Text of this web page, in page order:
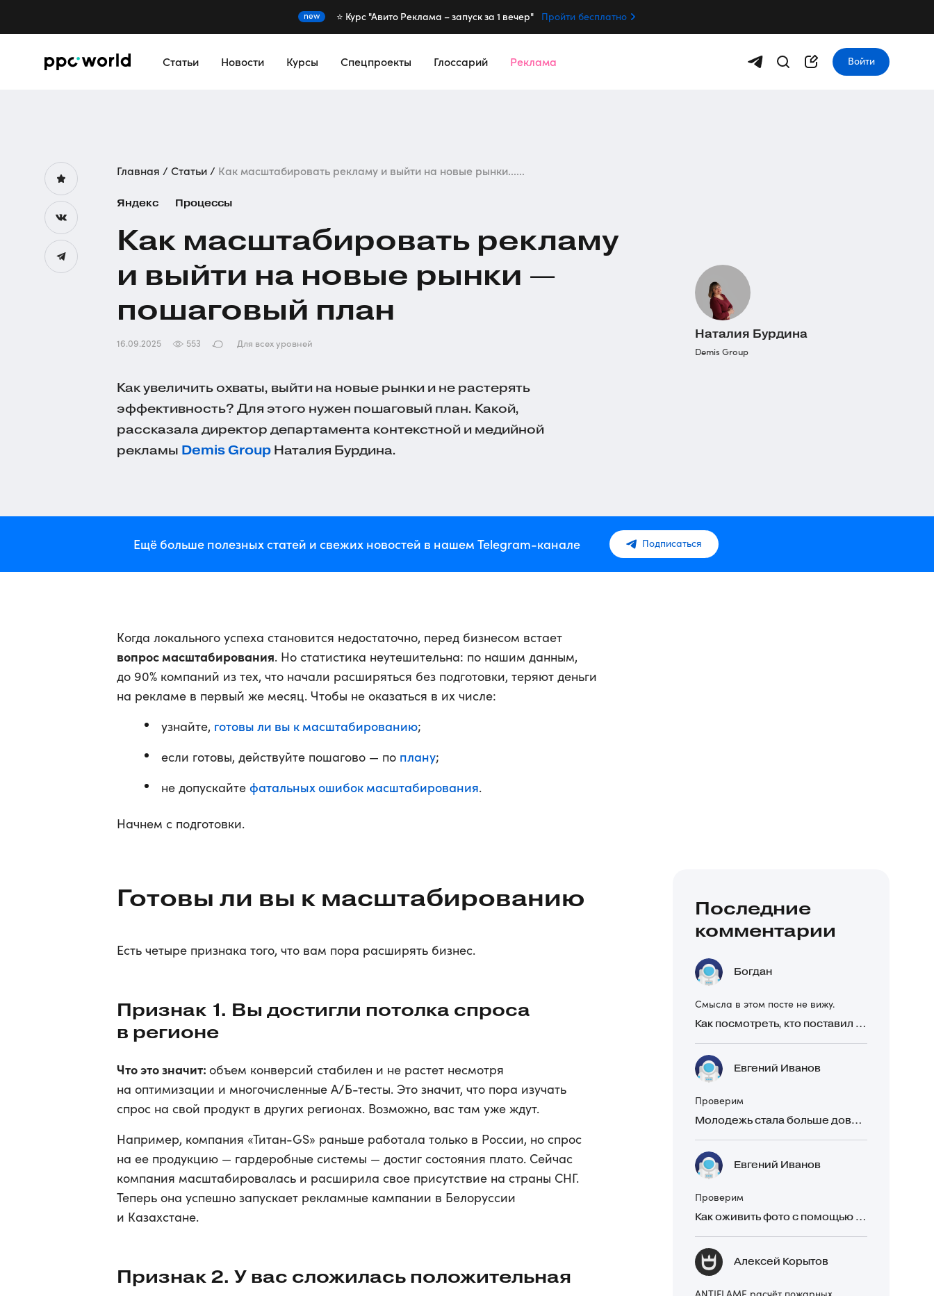
new ⭐️ Курс "Авито Реклама – запуск за 1 вечер" Пройти бесплатно
Статьи Новости Курсы Спецпроекты Глоссарий Реклама Войти
Главная Статьи Как масштабировать рекламу и выйти на новые рынки......
Яндекс Процессы
Как масштабировать рекламу
и выйти на новые рынки —
пошаговый план
16.09.2025 553 Для всех уровней
Как увеличить охваты, выйти на новые рынки и не растерять
эффективность? Для этого нужен пошаговый план. Какой,
рассказала директор департамента контекстной и медийной
рекламы Demis Group Наталия Бурдина.
Наталия Бурдина
Demis Group
Ещё больше полезных статей и свежих новостей в нашем Telegram-канале Подписаться
Когда локального успеха становится недостаточно, перед бизнесом встает
вопрос масштабирования. Но статистика неутешительна: по нашим данным,
до 90% компаний из тех, что начали расширяться без подготовки, теряют деньги
на рекламе в первый же месяц. Чтобы не оказаться в их числе:
узнайте, готовы ли вы к масштабированию;
если готовы, действуйте пошагово — по плану;
не допускайте фатальных ошибок масштабирования.
Начнем с подготовки.
Готовы ли вы к масштабированию
Есть четыре признака того, что вам пора расширять бизнес.
Признак 1. Вы достигли потолка спроса
в регионе
Что это значит: объем конверсий стабилен и не растет несмотря
на оптимизации и многочисленные А/Б-тесты. Это значит, что пора изучать
спрос на свой продукт в других регионах. Возможно, вас там уже ждут.
Например, компания «Титан-GS» раньше работала только в России, но спрос
на ее продукцию — гардеробные системы — достиг состояния плато. Сейчас
компания масштабировалась и расширила свое присутствие на страны СНГ.
Теперь она успешно запускает рекламные кампании в Белоруссии
и Казахстане.
Признак 2. У вас сложилась положительная
Последние
комментарии
Богдан
Смысла в этом посте не вижу.
Как посмотреть, кто поставил реакцию в Telegram
Евгений Иванов
Проверим
Молодежь стала больше доверять рекомендациям в закрытых Telegram-чатах, чем официальной рекламе
Евгений Иванов
Проверим
Как оживить фото с помощью нейросетей в 2026 году: 17 бесплатных онлайн-сервисов, приложений и ботов
Алексей Корытов